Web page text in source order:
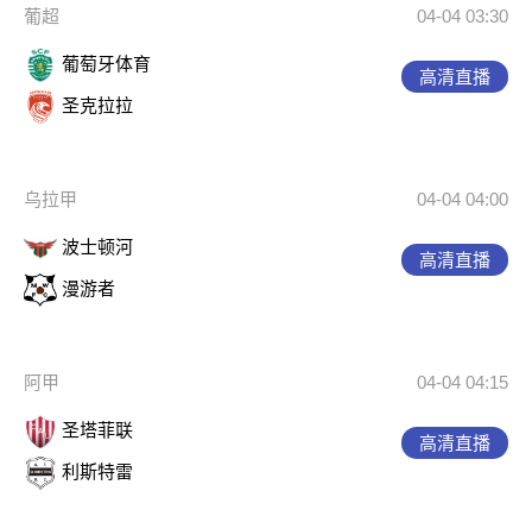
葡超 04-04 03:30
葡萄牙体育
圣克拉拉
高清直播
乌拉甲 04-04 04:00
波士顿河
漫游者
高清直播
阿甲 04-04 04:15
圣塔菲联
利斯特雷
高清直播